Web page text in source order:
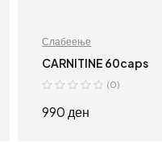
Слабеење
CARNITINE 60caps
(0)
990ден